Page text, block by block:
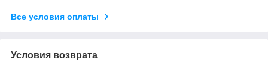
Все условия оплаты
Условия возврата